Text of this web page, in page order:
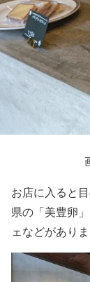
お店に入ると
県の「美豊卵
ェなどがありま